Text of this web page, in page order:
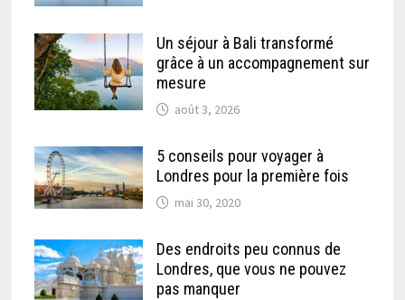
Un séjour à Bali transformé
grâce à un accompagnement sur
mesure
août 3, 2026
5 conseils pour voyager à
Londres pour la première fois
mai 30, 2020
Des endroits peu connus de
Londres, que vous ne pouvez
pas manquer